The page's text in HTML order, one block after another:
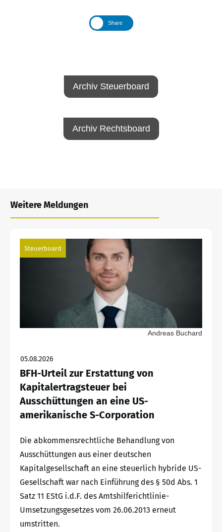
Share
Archiv Steuerboard
Archiv Rechtsboard
Weitere Meldungen
Steuerboard
Andreas Buchard
05.08.2026
BFH-Urteil zur Erstattung von
Kapitalertragsteuer bei
Ausschüttungen an eine US-
amerikanische S-Corporation
Die abkommensrechtliche Behandlung von
Ausschüttungen aus einer deutschen
Kapitalgesellschaft an eine steuerlich hybride US-
Gesellschaft war nach Einführung des § 50d Abs. 1
Satz 11 EStG i.d.F. des Amtshilferichtlinie-
Umsetzungsgesetzes vom 26.06.2013 erneut
umstritten.